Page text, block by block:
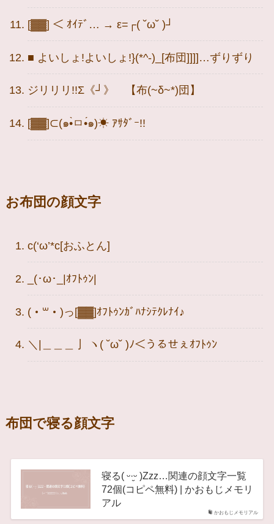
[▓▓] ＜ ｵｲﾃﾞ… → ε=┌( ˘ω˘ )┘
■ よいしょ!よいしょ!}(*^-)_[布団]]]]…ずりずり
ジリリリ!!Σ《┘》 【布(~δ~*)団】
[▓▓]⊂(๑•̀ㅁ•́๑)☀ ｱｻﾀﾞｰ!!
お布団の顔文字
c(‘ω’*c[おふとん]
_(･ω･_|ｵﾌﾄｩﾝ|
(・꒳​・)っ[▓▓]ｵﾌﾄｩﾝｶﾞﾊﾅｼﾃｸﾚﾅｲ♪
＼|＿＿＿亅 ヽ( ˘ω˘ )ﾉ＜うるせぇｵﾌﾄｩﾝ
布団で寝る顔文字
かおもじメモリアル
寝る( ᵕ·̮ᵕ )Zzz…関連の顔文字一覧
72個(コピペ無料) | かおもじメモリ
アル